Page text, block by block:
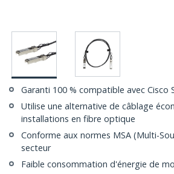
Garanti 100 % compatible avec Cisco
Utilise une alternative de câblage
installations en fibre optique
Conforme aux normes MSA (Multi-
secteur
Faible consommation d'énergie de